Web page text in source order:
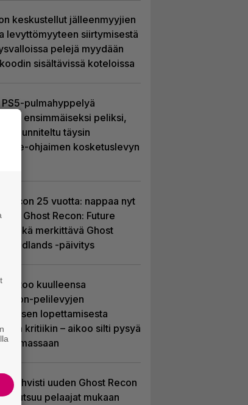
keskustellut jälleenmyyjien
levyttömyyteen siirtymisestä
pelejä myydään
sisältävissä koteloissa
PS5-pulmahyppelyä
ensimmäiseksi peliksi,
suunniteltu täysin
ohjaimen kosketuslevyn
Recon 25 vuotta: nappaa nyt
Ghost Recon: Future
sekä merkittävä Ghost
Wildlands -päivitys
kertoo kuulleensa
pelilevyjen
lopettamisesta
kritiikin – aikoo silti pysyä
vahvisti uuden Ghost Recon
– kutsuu pelaajat mukaan